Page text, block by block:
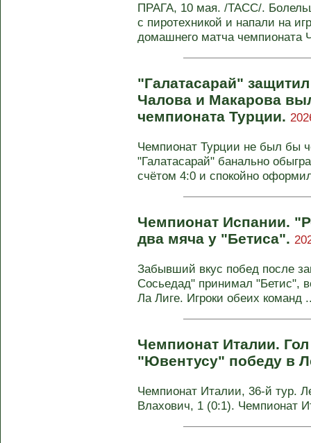
ПРАГА, 10 мая. /ТАСС/.
с пиротехникой и напали на
домашнего матча чемпионата
"Галатасарай"
Чалова и Макарова
чемпионата Турции.
Чемпионат Турции не был бы
"Галатасарай" банально
счётом 4:0 и спокойно
Чемпионат Испании.
два мяча у "Бетиса".
Забывший вкус побед после
Сосьедад" принимал "Бетис",
Ла Лиге. Игроки обеих команд
Чемпионат Италии.
"Ювентусу" победу в
Чемпионат Италии, 36-й тур.
Влахович, 1 (0:1). Чемпионат